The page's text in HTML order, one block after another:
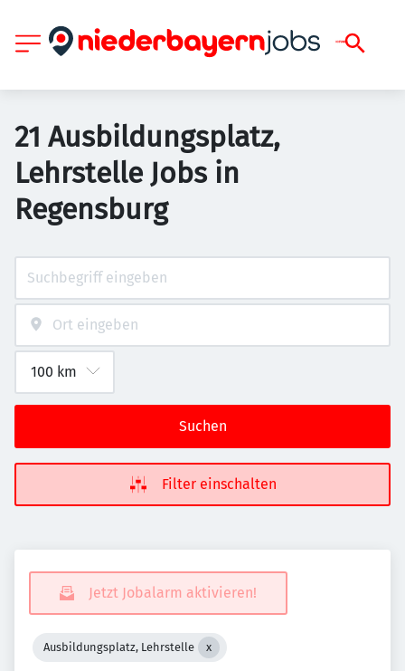
21 Ausbildungsplatz,
Lehrstelle Jobs in
Regensburg
Suchen
Filter einschalten
Jetzt Jobalarm aktivieren!
Ausbildungsplatz, Lehrstelle